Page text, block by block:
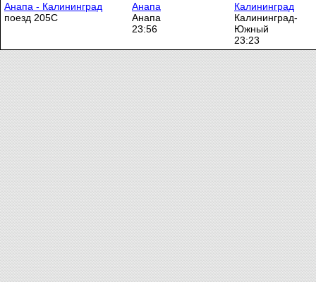
Анапа - Калининград
поезд 205С
Анапа
Анапа
23:56
Калининград
Калининград-
Южный
23:23